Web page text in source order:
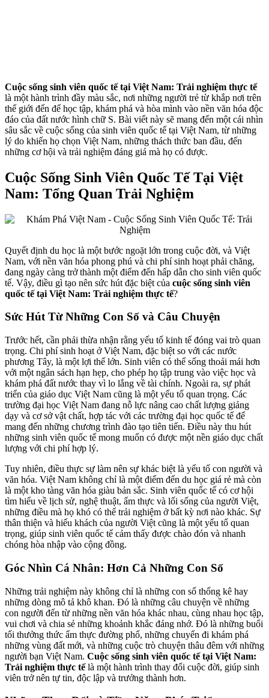
Cuộc sống sinh viên quốc tế tại Việt Nam: Trải nghiệm thực tế
là một hành trình đầy màu sắc, nơi những người trẻ từ khắp nơi trên
thế giới đến để học tập, khám phá và hòa mình vào nền văn hóa độc
đáo của đất nước hình chữ S. Bài viết này sẽ mang đến một cái nhìn
sâu sắc về cuộc sống của sinh viên quốc tế tại Việt Nam, từ những
lý do khiến họ chọn Việt Nam, những thách thức ban đầu, đến
những cơ hội và trải nghiệm đáng giá mà họ có được.
Cuộc Sống Sinh Viên Quốc Tế Tại Việt
Nam: Tổng Quan Trải Nghiệm
Quyết định du học là một bước ngoặt lớn trong cuộc đời, và Việt
Nam, với nền văn hóa phong phú và chi phí sinh hoạt phải chăng,
đang ngày càng trở thành một điểm đến hấp dẫn cho sinh viên quốc
tế. Vậy, điều gì tạo nên sức hút đặc biệt của cuộc sống sinh viên
quốc tế tại Việt Nam: Trải nghiệm thực tế?
Sức Hút Từ Những Con Số và Câu Chuyện
Trước hết, cần phải thừa nhận rằng yếu tố kinh tế đóng vai trò quan
trọng. Chi phí sinh hoạt ở Việt Nam, đặc biệt so với các nước
phương Tây, là một lợi thế lớn. Sinh viên có thể sống thoải mái hơn
với một ngân sách hạn hẹp, cho phép họ tập trung vào việc học và
khám phá đất nước thay vì lo lắng về tài chính. Ngoài ra, sự phát
triển của giáo dục Việt Nam cũng là một yếu tố quan trọng. Các
trường đại học Việt Nam đang nỗ lực nâng cao chất lượng giảng
dạy và cơ sở vật chất, hợp tác với các trường đại học quốc tế để
mang đến những chương trình đào tạo tiên tiến. Điều này thu hút
những sinh viên quốc tế mong muốn có được một nền giáo dục chất
lượng với chi phí hợp lý.
Tuy nhiên, điều thực sự làm nên sự khác biệt là yếu tố con người và
văn hóa. Việt Nam không chỉ là một điểm đến du học giá rẻ mà còn
là một kho tàng văn hóa giàu bản sắc. Sinh viên quốc tế có cơ hội
tìm hiểu về lịch sử, nghệ thuật, ẩm thực và lối sống của người Việt,
những điều mà họ khó có thể trải nghiệm ở bất kỳ nơi nào khác. Sự
thân thiện và hiếu khách của người Việt cũng là một yếu tố quan
trọng, giúp sinh viên quốc tế cảm thấy được chào đón và nhanh
chóng hòa nhập vào cộng đồng.
Góc Nhìn Cá Nhân: Hơn Cả Những Con Số
Những trải nghiệm này không chỉ là những con số thống kê hay
những dòng mô tả khô khan. Đó là những câu chuyện về những
con người đến từ những nền văn hóa khác nhau, cùng nhau học tập,
vui chơi và chia sẻ những khoảnh khắc đáng nhớ. Đó là những buổi
tối thưởng thức ẩm thực đường phố, những chuyến đi khám phá
những vùng đất mới, và những cuộc trò chuyện thâu đêm với những
người bạn Việt Nam. Cuộc sống sinh viên quốc tế tại Việt Nam:
Trải nghiệm thực tếlà một hành trình thay đổi cuộc đời, giúp sinh
viên trở nên tự tin, độc lập và trưởng thành hơn.